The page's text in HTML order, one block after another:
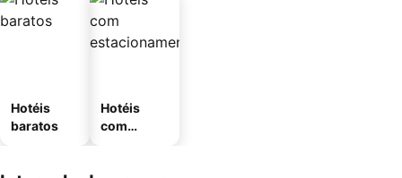
Hotéis
baratos
Hotéis
com